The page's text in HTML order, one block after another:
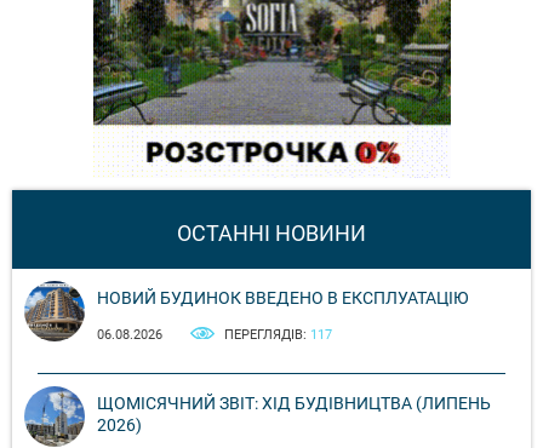
ОСТАННІ НОВИНИ
НОВИЙ БУДИНОК ВВЕДЕНО В ЕКСПЛУАТАЦІЮ
06.08.2026 ПЕРЕГЛЯДІВ: 117
ЩОМІСЯЧНИЙ ЗВІТ: ХІД БУДІВНИЦТВА (ЛИПЕНЬ
2026)